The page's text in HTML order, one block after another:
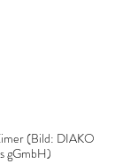
(Bild: DIAKO
gGmbH)